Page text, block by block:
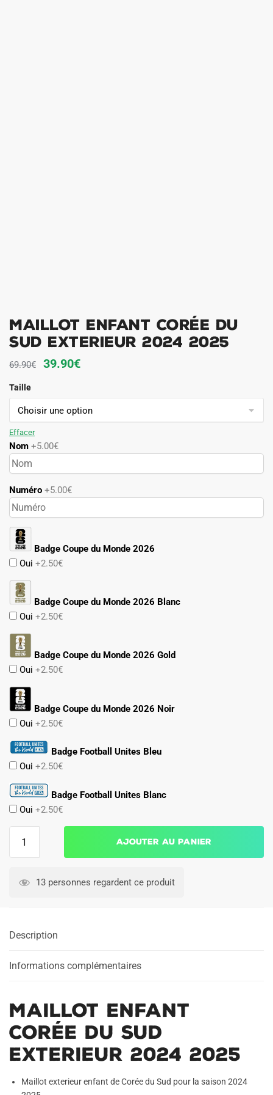
Maillot Enfant Corée du
sud Exterieur 2024 2025
69.90€
Le
initial
était :
39.90€Le
actuel
est :
Taille
Effacer
Nom +5.00€
Numéro +5.00€
Badge Coupe du Monde 2026
Oui +2.50€
Badge Coupe du Monde 2026 Blanc
Oui +2.50€
Badge Coupe du Monde 2026 Gold
Oui +2.50€
Badge Coupe du Monde 2026 Noir
Oui +2.50€
Badge Football Unites Bleu
Oui +2.50€
Badge Football Unites Blanc
Oui +2.50€
Enfant
Exterieur
2025
Ajouter au panier
13 personnes regardent ce produit
Description
Informations complémentaires
Maillot Enfant
Corée du sud
Exterieur 2024 2025
Maillot exterieur enfant de Corée du Sud pour la saison 2024